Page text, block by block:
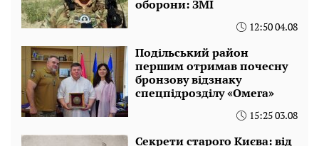
оборони: ЗМІ
12:50 04.08
Подільський район
першим отримав почесну
бронзову відзнаку
спецпідрозділу «Омега»
15:25 03.08
Секрети старого Києва: від